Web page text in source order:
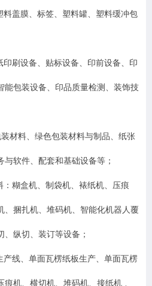
料盖膜、标签、塑料罐、塑料缓冲包
印刷设备、贴标设备、印前设备、印
能包装设备、印品质量检测、装饰技
材料、绿色包装材料与制品、纸张
软件、配套和基础设备等；
：糊盒机、制袋机、裱纸机、压痕
、捆扎机、堆码机、智能化机器人覆
纵切、装订等设备；
产线、单面瓦楞纸板生产、单面瓦楞
机、横切机、堆码机、接纸机 、